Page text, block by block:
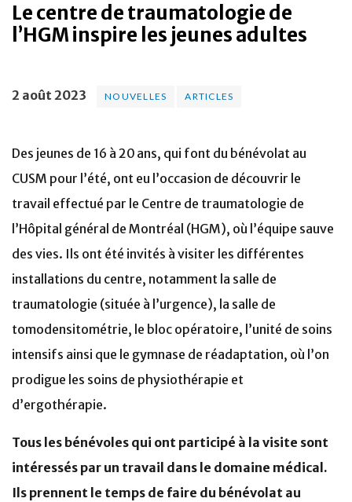
Le centre de traumatologie de
l’HGM inspire les jeunes adultes
2 août 2023 NOUVELLES ARTICLES
Des jeunes de 16 à 20 ans, qui font du bénévolat au
CUSM pour l’été, ont eu l’occasion de découvrir le
travail effectué par le Centre de traumatologie de
l’Hôpital général de Montréal (HGM), où l’équipe sauve
des vies. Ils ont été invités à visiter les différentes
installations du centre, notamment la salle de
traumatologie (située à l’urgence), la salle de
tomodensitométrie, le bloc opératoire, l’unité de soins
intensifs ainsi que le gymnase de réadaptation, où l’on
prodigue les soins de physiothérapie et
d’ergothérapie.
Tous les bénévoles qui ont participé à la visite sont
intéressés par un travail dans le domaine médical.
Ils prennent le temps de faire du bénévolat au